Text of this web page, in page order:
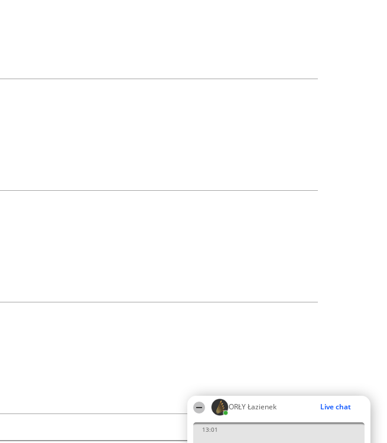
ORŁY Łazienek Live chat
13:01